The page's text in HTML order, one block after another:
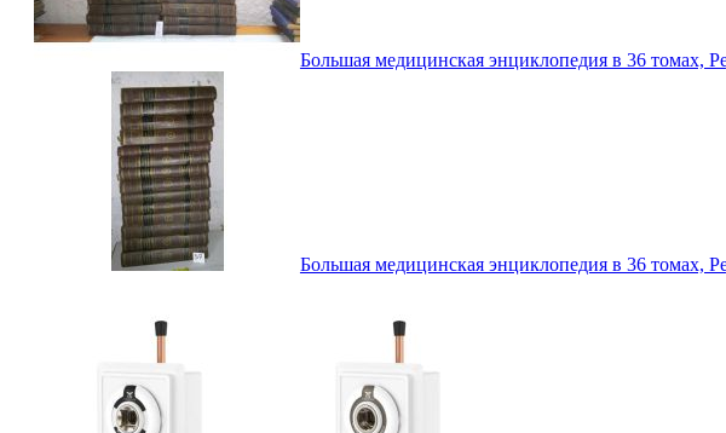
Большая медицинская энциклопедия в 36 томах,
Большая медицинская энциклопедия в 36 томах,